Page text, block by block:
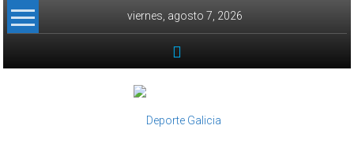
Skip to content
viernes, agosto 7, 2026